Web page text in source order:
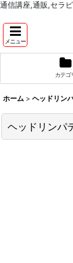
通信講座,通販,セラ
メニュー
カテゴ
ホーム > ヘッドリン
ヘッドリンパ